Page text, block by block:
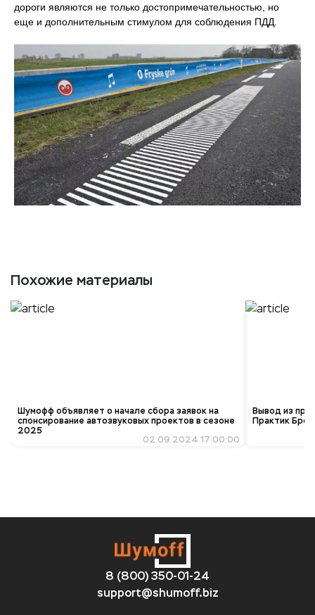
дороги являются не только достопримечательностью, но
еще и дополнительным стимулом для соблюдения ПДД.
Похожие материалы
Шумофф объявляет о начале сбора заявок на
спонсирование автозвуковых проектов в сезоне
2025
02.09.2024 17:00:00
Вывод из
Практик
8 (800) 350-01-24
support@shumoff.biz